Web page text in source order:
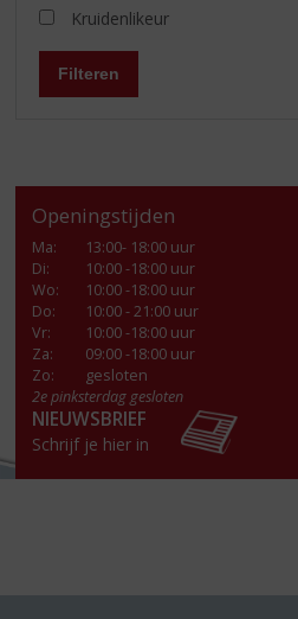
Kruidenlikeur
Filteren
Openingstijden
Ma:
13:00- 18:00 uur
Di:
10:00 -18:00 uur
Wo:
10:00 -18:00 uur
Do:
10:00 - 21:00 uur
Vr:
10:00 -18:00 uur
Za:
09:00 -18:00 uur
Zo:
gesloten
2e pinksterdag gesloten
NIEUWSBRIEF
Schrijf je hier in